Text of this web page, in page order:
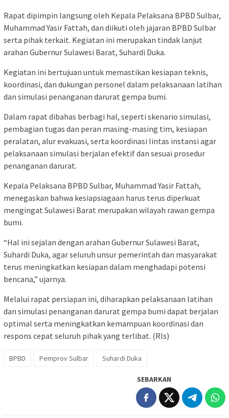
Rapat dipimpin langsung oleh Kepala Pelaksana BPBD Sulbar,
Muhammad Yasir Fattah, dan diikuti oleh jajaran BPBD Sulbar
serta pihak terkait. Kegiatan ini merupakan tindak lanjut
arahan Gubernur Sulawesi Barat, Suhardi Duka.
Kegiatan ini bertujuan untuk memastikan kesiapan teknis,
koordinasi, dan dukungan personel dalam pelaksanaan latihan
dan simulasi penanganan darurat gempa bumi.
Dalam rapat dibahas berbagi hal, seperti skenario simulasi,
pembagian tugas dan peran masing-masing tim, kesiapan
peralatan, alur evakuasi, serta koordinasi lintas instansi agar
pelaksanaan simulasi berjalan efektif dan sesuai prosedur
penanganan darurat.
Kepala Pelaksana BPBD Sulbar, Muhammad Yasir Fattah,
menegaskan bahwa kesiapsiagaan harus terus diperkuat
mengingat Sulawesi Barat merupakan wilayah rawan gempa
bumi.
“Hal ini sejalan dengan arahan Gubernur Sulawesi Barat,
Suhardi Duka, agar seluruh unsur pemerintah dan masyarakat
terus meningkatkan kesiapan dalam menghadapi potensi
bencana,” ujarnya.
Melalui rapat persiapan ini, diharapkan pelaksanaan latihan
dan simulasi penanganan darurat gempa bumi dapat berjalan
optimal serta meningkatkan kemampuan koordinasi dan
respons cepat seluruh pihak yang terlibat. (Rls)
BPBD Pemprov Sulbar Suhardi Duka
SEBARKAN